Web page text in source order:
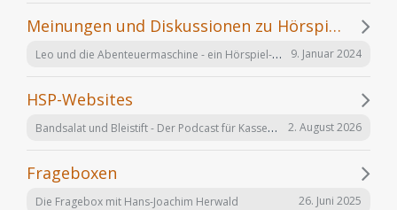
Meinungen und Diskussionen zu Hörspielen und Hörbüchern
Leo und die Abenteuermaschine - ein Hörspiel-Desaster mit Happy End 9. Januar 2024
HSP-Websites
Bandsalat und Bleistift - Der Podcast für Kassetten-Kinder 2. August 2026
Frageboxen
Die Fragebox mit Hans-Joachim Herwald 26. Juni 2025